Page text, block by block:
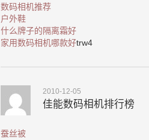
数码相机推荐
户外鞋
什么牌子的隔离霜好
家用数码相机哪款好trw4
2010-12-05
佳能数码相机排行榜
蚕丝被